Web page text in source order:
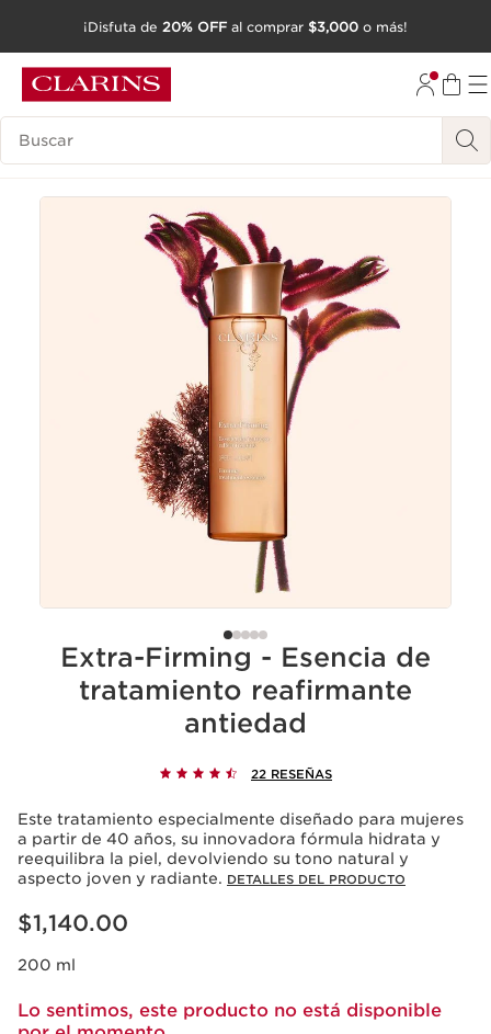
IR AL PIE DE PÁGINA
¡Disfuta de 20% OFF al comprar $3,000 o más!
Buscar
Extra-Firming - Esencia de
tratamiento reafirmante
antiedad
22 RESEÑAS
Este tratamiento especialmente diseñado para mujeres
a partir de 40 años, su innovadora fórmula hidrata y
reequilibra la piel, devolviendo su tono natural y
aspecto joven y radiante. DETALLES DEL PRODUCTO
Precio actual $1,140.00
$1,140.00
200 ml
Lo sentimos, este producto no está disponible